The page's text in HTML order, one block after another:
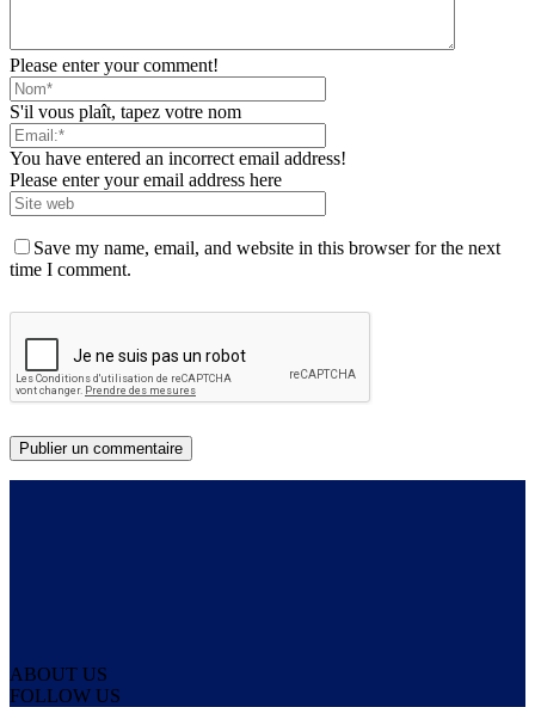
Please enter your comment!
S'il vous plaît, tapez votre nom
You have entered an incorrect email address!
Please enter your email address here
Save my name, email, and website in this browser for the next
time I comment.
ABOUT US
FOLLOW US